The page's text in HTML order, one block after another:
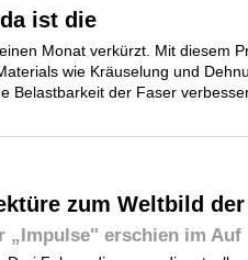
ist die
Monat verkürzt. Mit diesem
wie Kräuselung und
Belastbarkeit der Faser
zum Weltbild
„Impulse" erschien im Auf